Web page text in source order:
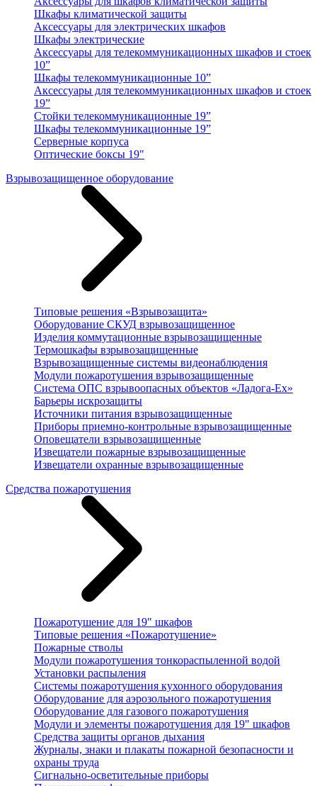
Шкафы климатической защиты
Аксессуары для электрических шкафов
Шкафы электрические
Аксессуары для телекоммуникационных шкафов и стоек
10”
Шкафы телекоммуникационные 10”
Аксессуары для телекоммуникационных шкафов и стоек
19”
Стойки телекоммуникационные 19”
Шкафы телекоммуникационные 19”
Серверные корпуса
Оптические боксы 19"
Взрывозащищенное оборудование
Типовые решения «Взрывозащита»
Оборудование СКУД взрывозащищенное
Изделия коммутационные взрывозащищенные
Термошкафы взрывозащищенные
Взрывозащищенные системы видеонаблюдения
Модули пожаротушения взрывозащищенные
Система ОПС взрывоопасных объектов «Ладога-Ex»
Барьеры искрозащиты
Источники питания взрывозащищенные
Приборы приемно-контрольные взрывозащищенные
Оповещатели взрывозащищенные
Извещатели пожарные взрывозащищенные
Извещатели охранные взрывозащищенные
Средства пожаротушения
Пожаротушение для 19" шкафов
Типовые решения «Пожаротушение»
Пожарные стволы
Модули пожаротушения тонкораспыленной водой
Установки распыления
Системы пожаротушения кухонного оборудования
Оборудование для аэрозольного пожаротушения
Оборудование для газового пожаротушения
Модули и элементы пожаротушения для 19" шкафов
Средства защиты органов дыхания
Журналы, знаки и плакаты пожарной безопасности и
охраны труда
Сигнально-осветительные приборы